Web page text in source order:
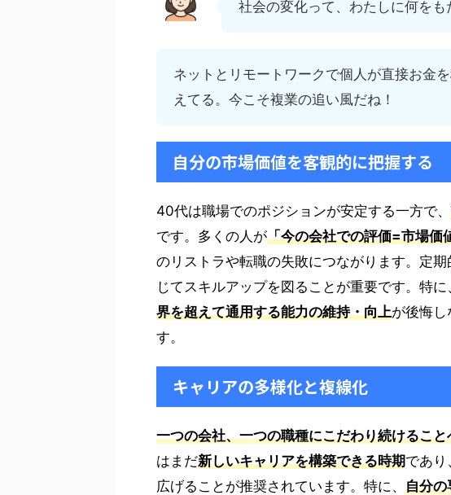
社会の変化って、わたしに何をも
ネットとリモートワークで個人が直接お金
えてる。今こそ複業の追い風だね！
自分の市場価値を客観的に把握する
40代は職場でのポジションが安定する一方で、
です。多くの人が「今の会社での評価=市場価
のリストラや転職の失敗につながります。定
じてスキルアップを図ることが重要です。特に
界を超えて通用する能力の維持・向上が後悔し
す。
キャリアの多様化と複線化
一つの会社、一つの職種にこだわり続けること
はまだ新しいキャリアを構築できる時期であり
広げることが推奨されています。特に、 自分の